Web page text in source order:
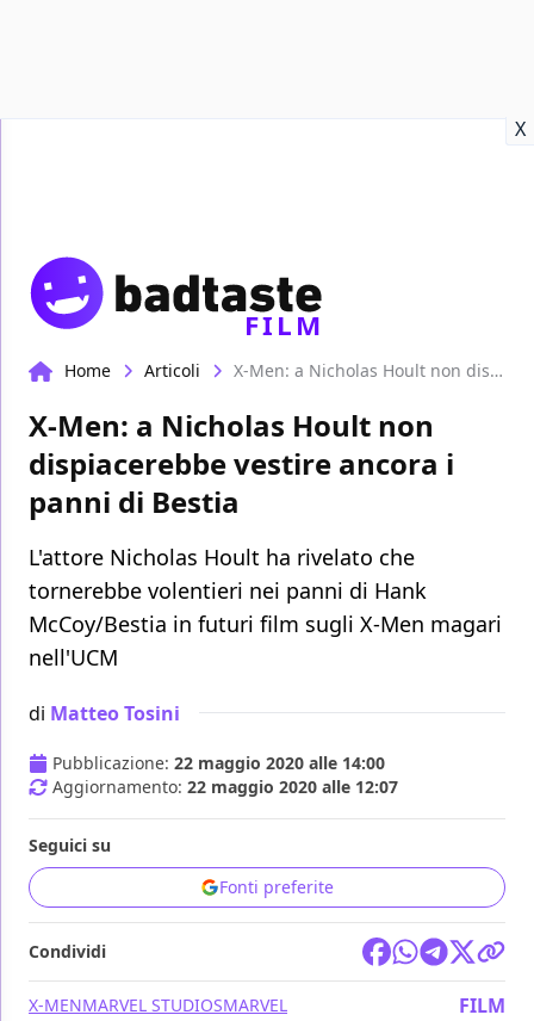
X
FILM
Home Articoli X-Men: a Nicholas Hoult non dispiacerebbe vestire ancora i panni di Bestia
X-Men: a Nicholas Hoult non
dispiacerebbe vestire ancora i
panni di Bestia
L'attore Nicholas Hoult ha rivelato che
tornerebbe volentieri nei panni di Hank
McCoy/Bestia in futuri film sugli X-Men magari
nell'UCM
di Matteo Tosini
Pubblicazione: 22 maggio 2020 alle 14:00
Aggiornamento: 22 maggio 2020 alle 12:07
Seguici su
Fonti preferite
Condividi
X-MENMARVEL STUDIOSMARVEL FILM